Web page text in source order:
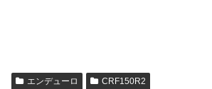
エンデューロ CRF150R2